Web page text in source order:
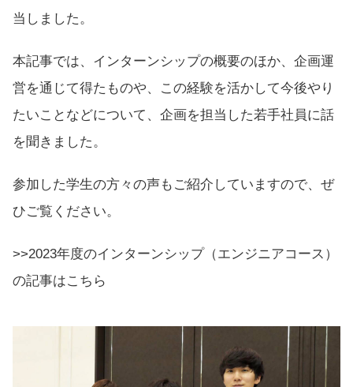
当しました。
本記事では、インターンシップの概要のほか、企画運
営を通じて得たものや、この経験を活かして今後やり
たいことなどについて、企画を担当した若手社員に話
を聞きました。
参加した学生の方々の声もご紹介していますので、ぜ
ひご覧ください。
>>2023年度のインターンシップ（エンジニアコース）
の記事はこちら